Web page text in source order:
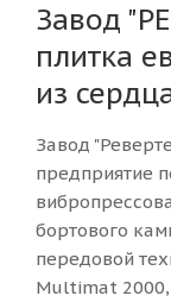
Завод
плитка
из
Завод
предприятие
бортового
передовой
Multimat